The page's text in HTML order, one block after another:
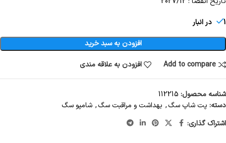
1 در انبار
افزودن به سبد خرید
Add to compare
افزودن به علاقه مندی
شناسه محصول: 112215
دسته: پت شاپ سگ, بهداشت و مراقبت سگ, شامپو سگ
اشتراک گذاری: